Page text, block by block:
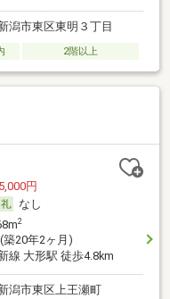
潟市東区東明３丁目
2階以上
円
なし
2
築20年2ヶ月)
線 大形駅 徒歩4.8km
潟市東区上王瀬町